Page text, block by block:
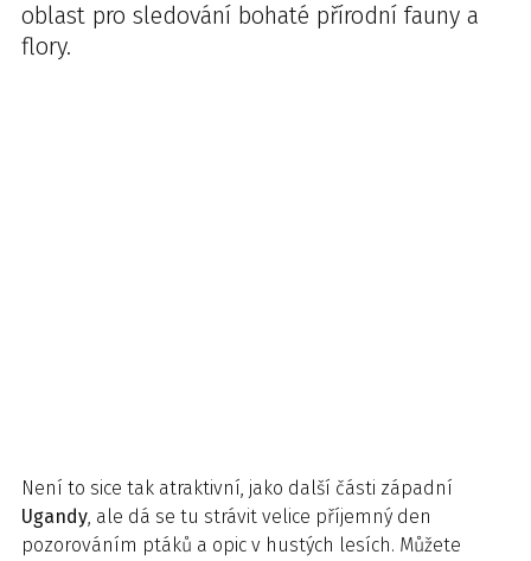
oblast pro sledování bohaté přírodní fauny a
flory.
Není to sice tak atraktivní, jako další části západní
Ugandy, ale dá se tu strávit velice příjemný den
pozorováním ptáků a opic v hustých lesích. Můžete